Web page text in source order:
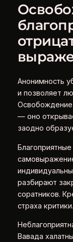
Анонимность
и позволяет
Освобождение
— оно
заодно
разбирают
соратников.
страха критики.
Вавада